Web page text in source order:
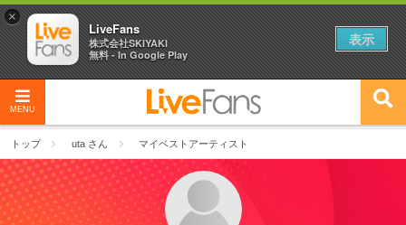
MENU
トップ uta さん マイベストアーティスト
×
LiveFans
株式会社SKIYAKI
無料 - In Google Play
表示